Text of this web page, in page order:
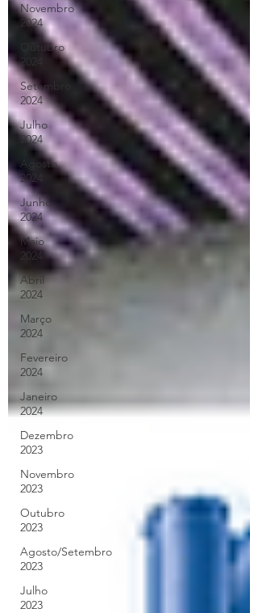
Novembro
2024
Outubro
2024
Setembro
2024
Julho
2024
Agosto
2024
Junho
2024
Maio
2024
Abril
2024
Março
2024
Fevereiro
2024
Janeiro
2024
Dezembro
2023
Novembro
2023
Outubro
2023
Agosto/Setembro
2023
Julho
2023